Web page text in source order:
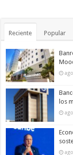
Reciente Popular
los